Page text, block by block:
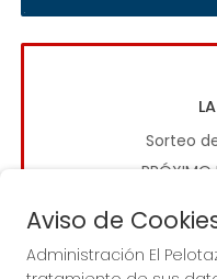
Sorteo
PRÓXIMO
Aviso de
Administración El